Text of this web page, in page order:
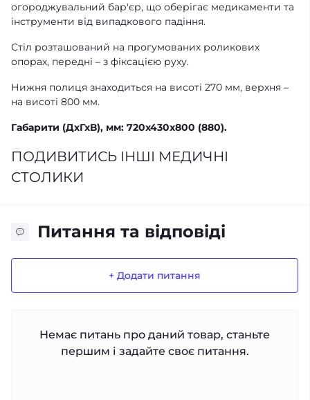
огороджувальний бар'єр, що оберігає медикаменти та
інструменти від випадкового падіння.
Стіл розташований на прогумованих роликових
опорах, передні – з фіксацією руху.
Нижня полиця знаходиться на висоті 270 мм, верхня –
на висоті 800 мм.
Габарити (ДхГхВ), мм: 720x430x800 (880).
ПОДИВИТИСЬ ІНШІ МЕДИЧНІ
СТОЛИКИ
Питання та відповіді
+ Додати питання
Немає питань про даний товар, станьте
першим і задайте своє питання.